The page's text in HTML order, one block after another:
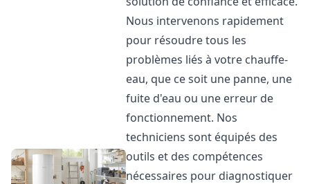
Nous intervenons rapidement
pour résoudre tous les
problèmes liés à votre chauffe-
eau, que ce soit une panne, une
fuite d'eau ou une erreur de
fonctionnement. Nos
techniciens sont équipés des
outils et des compétences
nécessaires pour diagnostiquer